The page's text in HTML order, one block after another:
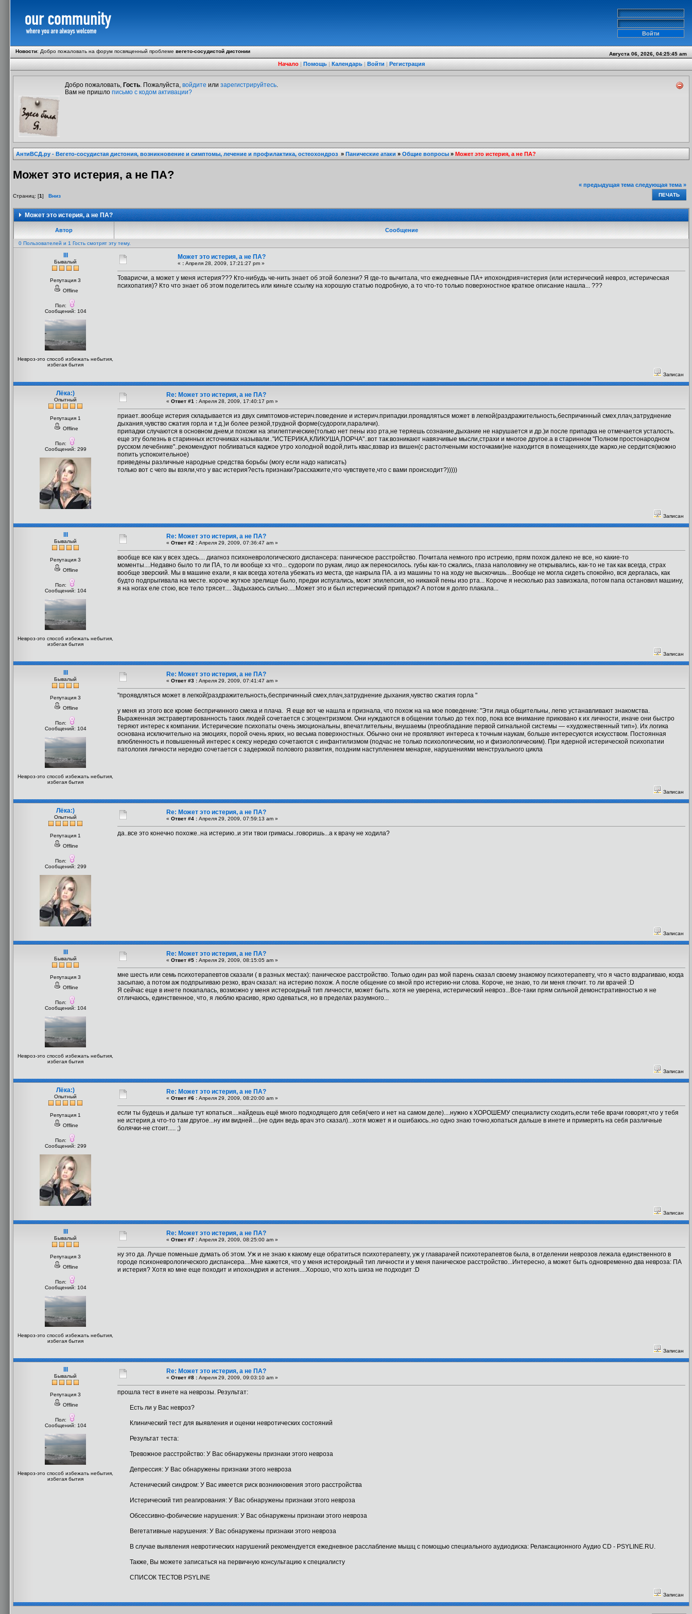
Новости:Добро пожаловать на форум посвященный проблемевегето-сосудистой дистонии Августа 06, 2026, 04:25:45 am
Начало|Помощь|Календарь|Войти|Регистрация
Добро пожаловать, Гость. Пожалуйста, войдите или зарегистрируйтесь.
Вам не пришло письмо с кодом активации?
АнтиВСД.ру - Вегето-сосудистая дистония, возникновение и симптомы, лечение и профилактика, остеохондроз»Панические атаки»Общие вопросы»Может это истерия, а не ПА?
Может это истерия, а не ПА?
Страниц: [1] Вниз
« предыдущая тема следующая тема »
ПЕЧАТЬ
Может это истерия, а не ПА?
Автор Сообщение
0 Пользователей и 1 Гость смотрят эту тему.
Бывалый
Репутация 3
Offline
Пол:
Сообщений: 104
Невроз-это способ избежать небытия,
избегая бытия
Может это истерия, а не ПА?
« : Апреля 28, 2009, 17:21:27 pm »
Товарисчи, а может у меня истерия??? Кто-нибудь че-нить знает об этой болезни? Я где-то вычитала, что ежедневные ПА+ ипохондрия=истерия (или истерический невроз, истерическая
психопатия)? Кто что знает об этом поделитесь или киньте ссылку на хорошую статью подробную, а то что-то только поверхностное краткое описание нашла... ???
Записан
Лёка:)
Опытный
Репутация 1
Offline
Пол:
Сообщений: 299
Re: Может это истерия, а не ПА?
« Ответ #1 : Апреля 28, 2009, 17:40:17 pm »
приает..вообще истерия складывается из двух симптомов-истерич.поведение и истерич.припадки.проявдляться может в легкой(раздражительность,беспричинный смех,плач,затруднение
дыхания,чувство сжатия горла и т.д.)и более резкой,трудной форме(судороги,параличи).
припадки случаются в основном днем,и похожи на эпилептические(только нет пены изо рта,не теряешь сознание,дыхание не нарушается и др.)и после припадка не отмечается усталость.
еще эту болезнь в старинных источниках называли.."ИСТЕРИКА,КЛИКУША,ПОРЧА"..вот так.возникают навязчивые мысли,страхи и многое другое.а в старинном "Полном простонародном
русском лечебнике"..рекомендуют побливаться каджое утро холодной водой,пить квас,взвар из вишен(с растолчеными косточками)не находится в помещениях,где жарко,не сердится(можно
попить успокоительное)
приведены различные народные средства борьбы (могу если надо написать)
только вот с чего вы взяли,что у вас истерия?есть признаки?расскажите,что чувствуете,что с вами происходит?)))))
Записан
Бывалый
Репутация 3
Offline
Пол:
Сообщений: 104
Невроз-это способ избежать небытия,
избегая бытия
Re: Может это истерия, а не ПА?
« Ответ #2 : Апреля 29, 2009, 07:36:47 am »
вообще все как у всех здесь.... диагноз психоневрологического диспансера: паническое расстройство. Почитала немного про истреию, прям похож далеко не все, но какие-то
моменты....Недавно было то ли ПА, то ли вообще хз что... судороги по рукам, лицо аж перекосилось. губы как-то сжались, глаза наполовину не открывались, как-то не так как всегда, страх
вообще зверский. Мы в машине ехали, я как всегда хотела убежать из места, где накрыла ПА. а из машины то на ходу не выскочишь....Вообще не могла сидеть спокойно, вся дергалась, как
будто подпрыгивала на месте. короче жуткое зрелище было, предки испугались, можт эпилепсия, но никакой пены изо рта... Короче я несколько раз завизжала, потом папа остановил машину,
я на ногах еле стою, все тело трясет.... Задыхаюсь сильно.....Может это и был истерический припадок? А потом я долго плакала...
Записан
Бывалый
Репутация 3
Offline
Пол:
Сообщений: 104
Невроз-это способ избежать небытия,
избегая бытия
Re: Может это истерия, а не ПА?
« Ответ #3 : Апреля 29, 2009, 07:41:47 am »
"проявдляться может в легкой(раздражительность,беспричинный смех,плач,затруднение дыхания,чувство сжатия горла "
у меня из этого все кроме беспричинного смеха и плача. Я еще вот че нашла и признала, что похож на на мое поведение: "Эти лица общительны, легко устанавливают знакомства.
Выраженная экстравертированность таких людей сочетается с эгоцентризмом. Они нуждаются в общении только до тех пор, пока все внимание приковано к их личности, иначе они быстро
теряют интерес к компании. Истерические психопаты очень эмоциональны, впечатлительны, внушаемы (преобладание первой сигнальной системы — «художественный тип»). Их логика
основана исключительно на эмоциях, порой очень ярких, но весьма поверхностных. Обычно они не проявляют интереса к точным наукам, больше интересуются искусством. Постоянная
влюбленность и повышенный интерес к сексу нередко сочетаются с инфантилизмом (подчас не только психологическим, но и физиологическим). При ядерной истерической психопатии
патология личности нередко сочетается с задержкой полового развития, поздним наступлением менархе, нарушениями менструального цикла
Записан
Лёка:)
Опытный
Репутация 1
Offline
Пол:
Сообщений: 299
Re: Может это истерия, а не ПА?
« Ответ #4 : Апреля 29, 2009, 07:59:13 am »
да..все это конечно похоже..на истерию..и эти твои гримасы..говоришь...а к врачу не ходила?
Записан
Бывалый
Репутация 3
Offline
Пол:
Сообщений: 104
Невроз-это способ избежать небытия,
избегая бытия
Re: Может это истерия, а не ПА?
« Ответ #5 : Апреля 29, 2009, 08:15:05 am »
мне шесть или семь психотерапевтов сказали ( в разных местах): паническое расстройство. Только один раз мой парень сказал своему знакомоу психотерапевту, что я часто вздрагиваю, когда
засыпаю, а потом аж подпрыгиваю резко, врач сказал: на истерию похож. А после общение со мной про истерию-ни слова. Короче, не знаю, то ли меня глючит. то ли врачей :D
Я сейчас еще в инете покапалась, возможно у меня истероидный тип личности, может быть. хотя не уверена, истерический невроз...Все-таки прям сильной демонстративностью я не
отличаюсь, единственное, что, я люблю красиво, ярко одеваться, но в пределах разумного...
Записан
Лёка:)
Опытный
Репутация 1
Offline
Пол:
Сообщений: 299
Re: Может это истерия, а не ПА?
« Ответ #6 : Апреля 29, 2009, 08:20:00 am »
если ты будешь и дальше тут копаться....найдешь ещё много подходящего для себя(чего и нет на самом деле)....нужно к ХОРОШЕМУ специалисту сходить,если тебе врачи говорят,что у тебя
не истерия,а что-то там другое...ну им видней....(не один ведь врач это сказал)...хотя может я и ошибаюсь..но одно знаю точно,копаться дальше в инете и примерять на себя различные
болячки-не стоит..... ;)
Записан
Бывалый
Репутация 3
Offline
Пол:
Сообщений: 104
Невроз-это способ избежать небытия,
избегая бытия
Re: Может это истерия, а не ПА?
« Ответ #7 : Апреля 29, 2009, 08:25:00 am »
ну это да. Лучше поменьше думать об этом. Уж и не знаю к какому еще обратиться психотерапевту, уж у главарачей психотерапевтов была, в отделении неврозов лежала единственного в
городе психоневрологического диспансера....Мне кажется, что у меня истероидный тип личности и у меня паническое расстройство...Интересно, а может быть одновременно два невроза: ПА
и истерия? Хотя ко мне еще походит и ипохондрия и астения....Хорошо, что хоть шиза не подходит :D
Записан
Бывалый
Репутация 3
Offline
Пол:
Сообщений: 104
Невроз-это способ избежать небытия,
избегая бытия
Re: Может это истерия, а не ПА?
« Ответ #8 : Апреля 29, 2009, 09:03:10 am »
прошла тест в инете на неврозы. Результат:
Есть ли у Вас невроз?
Клинический тест для выявления и оценки невротических состояний
Результат теста:
Тревожное расстройство: У Вас обнаружены признаки этого невроза
Депрессия: У Вас обнаружены признаки этого невроза
Астенический синдром: У Вас имеется риск возникновения этого расстройства
Истерический тип реагирования: У Вас обнаружены признаки этого невроза
Обсессивно-фобические нарушения: У Вас обнаружены признаки этого невроза
Вегетативные нарушения: У Вас обнаружены признаки этого невроза
В случае выявления невротических нарушений рекомендуется ежедневное расслабление мышц с помощью специального аудиодиска: Релаксационного Аудио CD - PSYLINE.RU.
Также, Вы можете записаться на первичную консультацию к специалисту
СПИСОК ТЕСТОВ PSYLINE
Записан